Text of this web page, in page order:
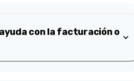
con la facturación o